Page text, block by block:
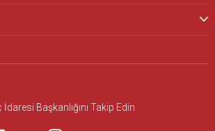
İdaresi Başkanlığını Takip Edin